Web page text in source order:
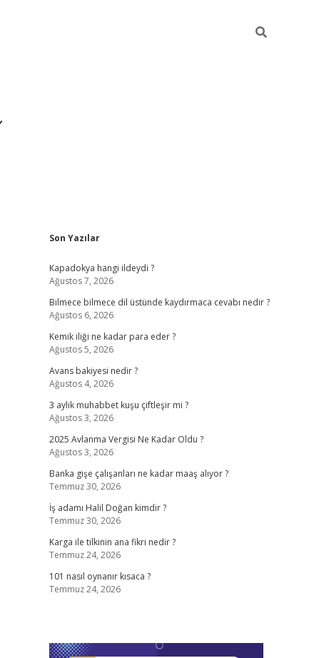
Sidebar
Son Yazılar
Kapadokya hangi ildeydi ?
Ağustos 7, 2026
Bilmece bilmece dil üstünde kaydırmaca cevabı nedir ?
Ağustos 6, 2026
Kemik iliği ne kadar para eder ?
Ağustos 5, 2026
Avans bakiyesi nedir ?
Ağustos 4, 2026
3 aylık muhabbet kuşu çiftleşir mi ?
Ağustos 3, 2026
2025 Avlanma Vergisi Ne Kadar Oldu ?
Ağustos 3, 2026
Banka gişe çalışanları ne kadar maaş alıyor ?
Temmuz 30, 2026
İş adamı Halil Doğan kimdir ?
Temmuz 30, 2026
Karga ile tilkinin ana fikri nedir ?
Temmuz 24, 2026
101 nasıl oynanır kısaca ?
Temmuz 24, 2026